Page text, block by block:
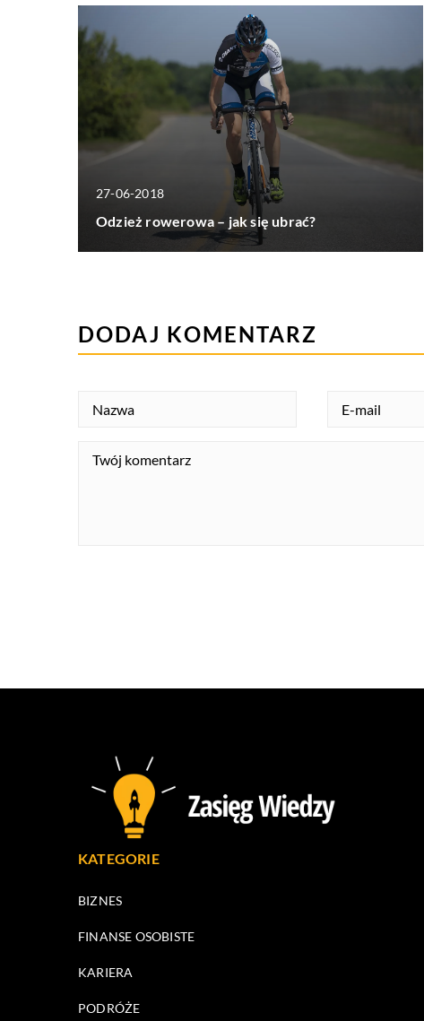
27-06-2018
Odzież rowerowa – jak się ubrać?
DODAJ KOMENTARZ
KATEGORIE
BIZNES
FINANSE OSOBISTE
KARIERA
PODRÓŻE